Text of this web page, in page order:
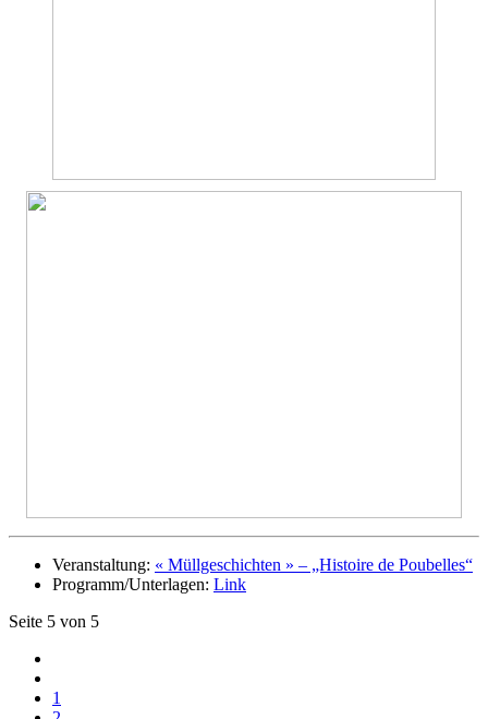
Veranstaltung: « Müllgeschichten » – „Histoire de Poubelles“
Programm/Unterlagen: Link
Seite 5 von 5
1